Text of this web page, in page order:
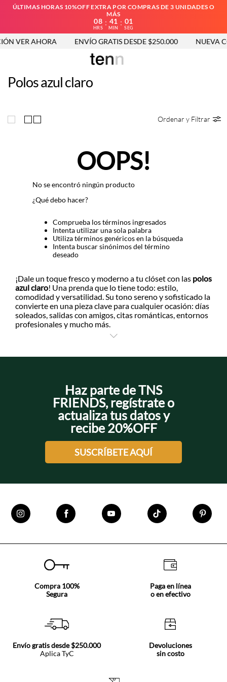
ÚLTIMAS HORAS 10%OFF EXTRA POR COMPRAS DE 3 UNIDADES O
MÁS
08
HRS
: 41
MIN
: 01
SEG
VER AHORA ENVÍO GRATIS DESDE $250.000 NUEVA
Polos azul claro
Ordenar y Filtrar
OOPS!
No se encontró ningún producto
¿Qué debo hacer?
Comprueba los términos ingresados
Intenta utilizar una sola palabra
Utiliza términos genéricos en la búsqueda
Intenta buscar sinónimos del término
deseado
¡Dale un toque fresco y moderno a tu clóset con las polos
azul claro! Una prenda que lo tiene todo: estilo,
comodidad y versatilidad. Su tono sereno y sofisticado la
convierte en una pieza clave para cualquier ocasión: días
soleados, salidas con amigos, citas románticas, entornos
profesionales y mucho más.
camisas polo azul claro
raqueta bordada, lo que refleja la esencia auténtica de
Su silueta clásica o ajustada, se adapta perfectamente al
cuerpo masculino, garantizando frescura y libertad de
movimiento. Combínala con denim en outfits streetwear
o con pantalones blancos para un look minimalista.
¡Explora nuestra selección para complementar tu
armario moderno! Consíguelas en Tennis y cómpralas
online con envíos gratis en pedidos superiores a
Haz parte de TNS
FRIENDS, regístrate o
actualiza tus datos y
recibe 20%OFF
SUSCRÍBETE AQUÍ
Compra 100%
Segura
Paga en línea
o en efectivo
Envío gratis desde $250.000
Aplica TyC
Devoluciones
sin costo